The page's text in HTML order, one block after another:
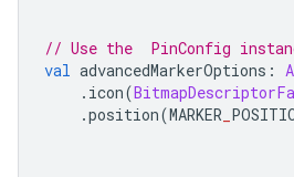
// Use the  PinConfig
val advancedMarkerOptions :
. icon(
.position(MARKER